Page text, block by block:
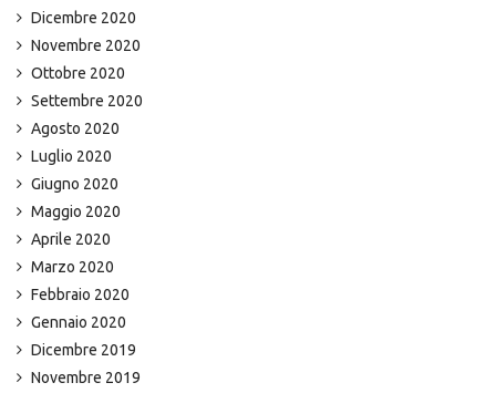
Dicembre 2020
Novembre 2020
Ottobre 2020
Settembre 2020
Agosto 2020
Luglio 2020
Giugno 2020
Maggio 2020
Aprile 2020
Marzo 2020
Febbraio 2020
Gennaio 2020
Dicembre 2019
Novembre 2019